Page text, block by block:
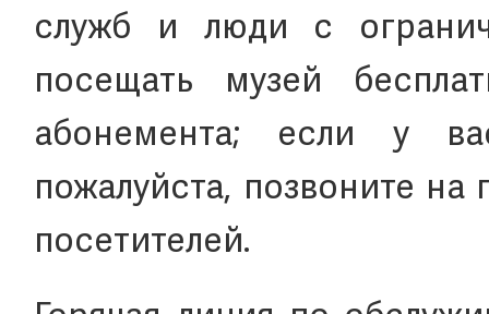
служб и люди с
посещать музей
абонемента; если у
пожалуйста, позвоните
посетителей.